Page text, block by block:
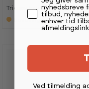
Triceps Extension
Bestillingsvare
nyhedsbreve
tilbud,
enhver tid
Ved tilmelding